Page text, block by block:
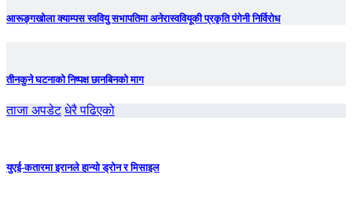
आरूङ्गखोला क्याम्पस स्ववियु सभापतिमा अनेरास्ववियूकी प्रकृति पंगेनी निर्विरोध
तीनकुने घटनाकाे निष्पक्ष छानबिनकाे माग
ताजा अपडेट धेरै पढिएको
युएई-कतारमा इरानले हान्यो ड्रोन र मिसाइल